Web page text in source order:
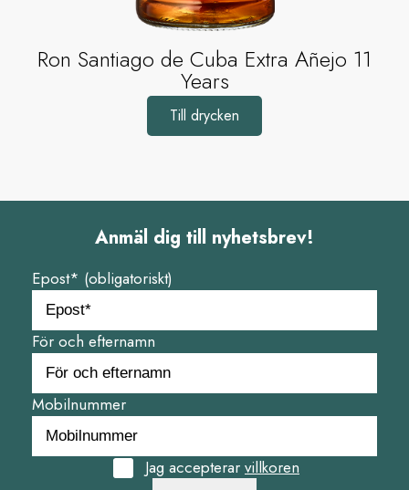
Ron Santiago de Cuba Extra Añejo 11
Years
Till drycken
Anmäl dig till nyhetsbrev!
Epost* (obligatoriskt)
För och efternamn
Mobilnummer
Jag accepterar villkoren